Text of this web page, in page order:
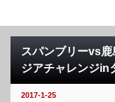
スパンブリーvs
ジアチャレンジin
2017-1-25